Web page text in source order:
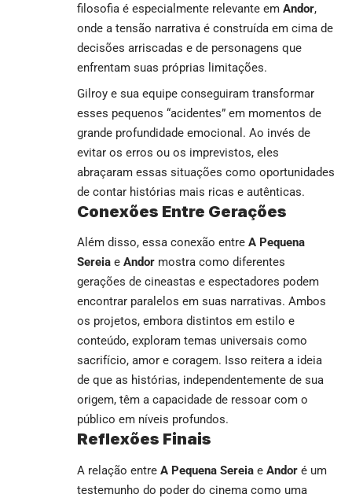
filosofia é especialmente relevante em Andor,
onde a tensão narrativa é construída em cima de
decisões arriscadas e de personagens que
enfrentam suas próprias limitações.
Gilroy e sua equipe conseguiram transformar
esses pequenos “acidentes” em momentos de
grande profundidade emocional. Ao invés de
evitar os erros ou os imprevistos, eles
abraçaram essas situações como oportunidades
de contar histórias mais ricas e autênticas.
Conexões Entre Gerações
Além disso, essa conexão entre A Pequena
Sereia e Andor mostra como diferentes
gerações de cineastas e espectadores podem
encontrar paralelos em suas narrativas. Ambos
os projetos, embora distintos em estilo e
conteúdo, exploram temas universais como
sacrifício, amor e coragem. Isso reitera a ideia
de que as histórias, independentemente de sua
origem, têm a capacidade de ressoar com o
público em níveis profundos.
Reflexões Finais
A relação entre A Pequena Sereia e Andor é um
testemunho do poder do cinema como uma